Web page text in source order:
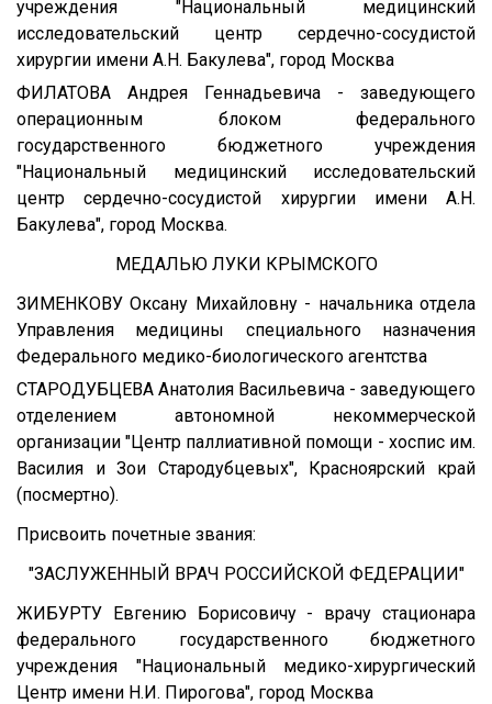
учреждения "Национальный медицинский
исследовательский центр сердечно-сосудистой
хирургии имени А.Н. Бакулева", город Москва
ФИЛАТОВА Андрея Геннадьевича - заведующего
операционным блоком федерального
государственного бюджетного учреждения
"Национальный медицинский исследовательский
центр сердечно-сосудистой хирургии имени А.Н.
Бакулева", город Москва.
МЕДАЛЬЮ ЛУКИ КРЫМСКОГО
ЗИМЕНКОВУ Оксану Михайловну - начальника отдела
Управления медицины специального назначения
Федерального медико-биологического агентства
СТАРОДУБЦЕВА Анатолия Васильевича - заведующего
отделением автономной некоммерческой
организации "Центр паллиативной помощи - хоспис им.
Василия и Зои Стародубцевых", Красноярский край
(посмертно).
Присвоить почетные звания:
"ЗАСЛУЖЕННЫЙ ВРАЧ РОССИЙСКОЙ ФЕДЕРАЦИИ"
ЖИБУРТУ Евгению Борисовичу - врачу стационара
федерального государственного бюджетного
учреждения "Национальный медико-хирургический
Центр имени Н.И. Пирогова", город Москва